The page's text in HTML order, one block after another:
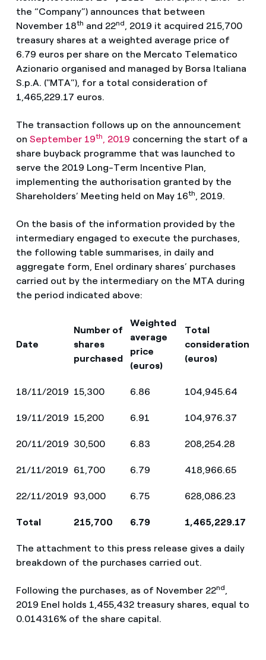
the “Company”) announces that between
November 18th and 22nd, 2019 it acquired 215,700
treasury shares at a weighted average price of
6.79 euros per share on the Mercato Telematico
Azionario organised and managed by Borsa Italiana
S.p.A. ("MTA”), for a total consideration of
1,465,229.17 euros.
The transaction follows up on the announcement
on September 19th, 2019 concerning the start of a
share buyback programme that was launched to
serve the 2019 Long-Term Incentive Plan,
implementing the authorisation granted by the
Shareholders’ Meeting held on May 16th, 2019.
On the basis of the information provided by the
intermediary engaged to execute the purchases,
the following table summarises, in daily and
aggregate form, Enel ordinary shares’ purchases
carried out by the intermediary on the MTA during
the period indicated above:
Date
Number of
shares
purchased
Weighted
average
price
(euros)
Total
consideration
(euros)
18/11/2019 15,300 6.86 104,945.64
19/11/2019 15,200 6.91 104,976.37
20/11/2019 30,500 6.83 208,254.28
21/11/2019 61,700 6.79 418,966.65
22/11/2019 93,000 6.75 628,086.23
Total 215,700 6.79 1,465,229.17
The attachment to this press release gives a daily
breakdown of the purchases carried out.
Following the purchases, as of November 22nd,
2019 Enel holds 1,455,432 treasury shares, equal to
0.014316% of the share capital.